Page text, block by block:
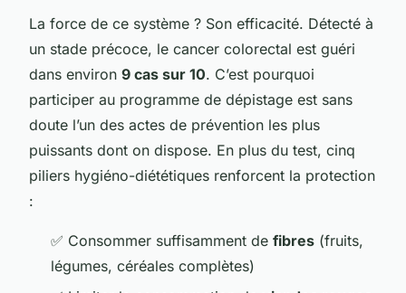
La force de ce système ? Son efficacité. Détecté à
un stade précoce, le cancer colorectal est guéri
dans environ 9 cas sur 10. C’est pourquoi
participer au programme de dépistage est sans
doute l’un des actes de prévention les plus
puissants dont on dispose. En plus du test, cinq
piliers hygiéno-diététiques renforcent la protection
:
✅ Consommer suffisamment de fibres (fruits,
légumes, céréales complètes)